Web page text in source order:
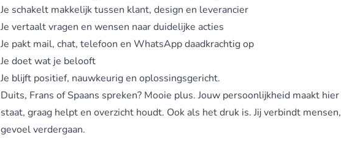
Je schakelt makkelijk tussen klant, design en leverancier
Je vertaalt vragen en wensen naar duidelijke acties
Je pakt mail, chat, telefoon en WhatsApp daadkrachtig op
Je doet wat je belooft
Je blijft positief, nauwkeurig en oplossingsgericht.
Duits, Frans of Spaans spreken? Mooie plus. Jouw persoonlijkheid maakt
staat, graag helpt en overzicht houdt. Ook als het druk is. Jij verbindt
gevoel verdergaan.